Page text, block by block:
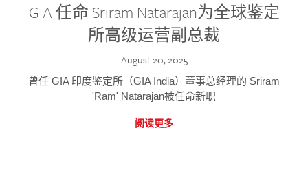
GIA 任命 Sriram Natarajan为全球鉴定
所高级运营副总裁
August 20, 2025
曾任 GIA 印度鉴定所（GIA India）董事总经理的 Sriram
'Ram' Natarajan被任命新职
阅读更多